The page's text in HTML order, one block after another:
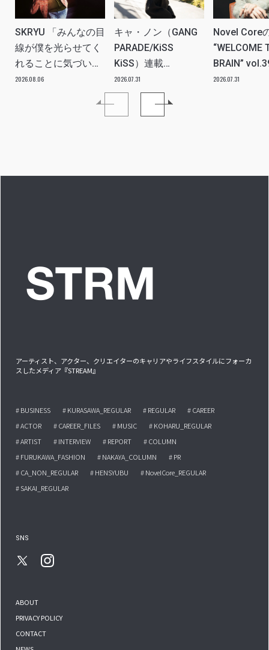
SKRYU 「みんなの目
線が僕を光らせてく
れることに気づい
た」 INTERVIEW
2026.08.06
キャ・ノン（GANG
PARADE/KiSS
KiSS）連載
vol.112「特別企画
メンバーともっとは
2026.07.31
Novel Core
“WELCOME
BRAIN”
分たちの世
2026.07.31
アーティスト、アクター、クリエイターのキャリアやライフスタイルにフォーカ
スしたメディア『STREAM』
# BUSINESS # KURASAWA_REGULAR # REGULAR
# CAREER
# ACTOR
# CAREER_FILES # MUSIC
# KOHARU_REGULAR
# ARTIST
# INTERVIEW # REPORT
# COLUMN
# FURUKAWA_FASHION
# NAKAYA_COLUMN
# PR
# CA_NON_REGULAR
# HENSYUBU
# NovelCore_REGULAR
# SAKAI_REGULAR
SNS
ABOUT
PRIVACY POLICY
CONTACT